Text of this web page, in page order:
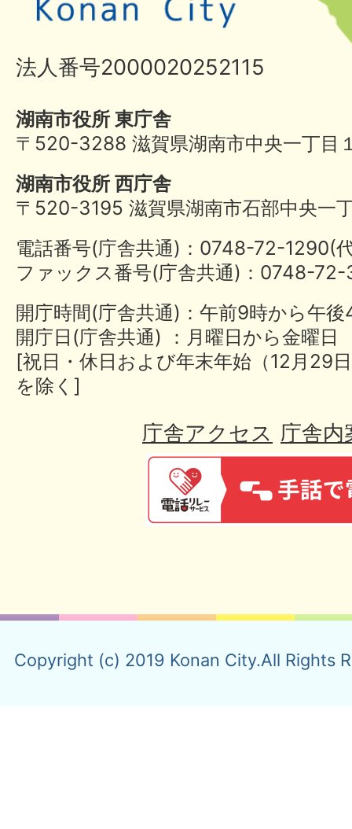
法人番号2000020252115
湖南市役所 東庁舎
〒520-3288 滋賀県湖南市中央一丁目
湖南市役所 西庁舎
〒520-3195 滋賀県湖南市石部中央一
電話番号(庁舎共通)：0748-72-
ファックス番号(庁舎共通)：0748-
開庁時間(庁舎共通)：午前9時から午
開庁日(庁舎共通) ：月曜日から金曜日
[祝日・休日および年末年始（12月29
を除く]
庁舎アクセス 庁舎内
Copyright (c) 2019 Konan City.All Rights